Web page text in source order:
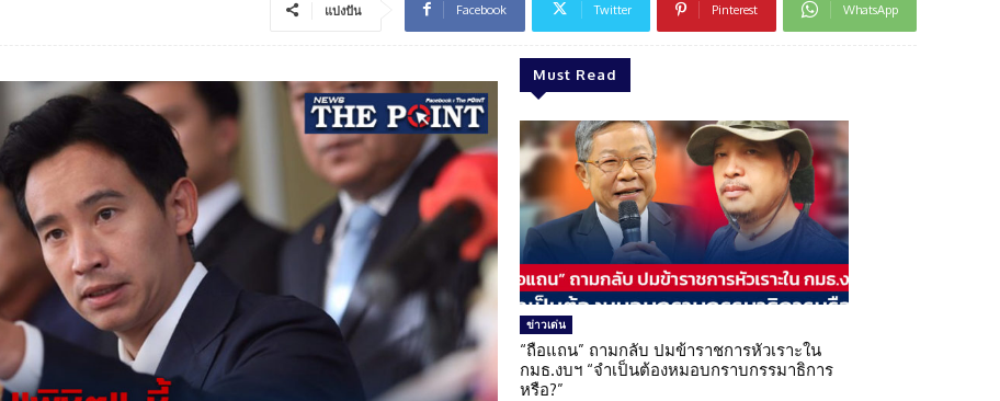
แบ่งปัน Facebook Twitter Pinterest WhatsApp
Must Read
ข่าวเด่น
“ถือแถน” ถามกลับ ปมข้าราชการหัวเราะใน
กมธ.งบฯ “จำเป็นต้องหมอบกราบกรรมาธิการ
หรือ?”